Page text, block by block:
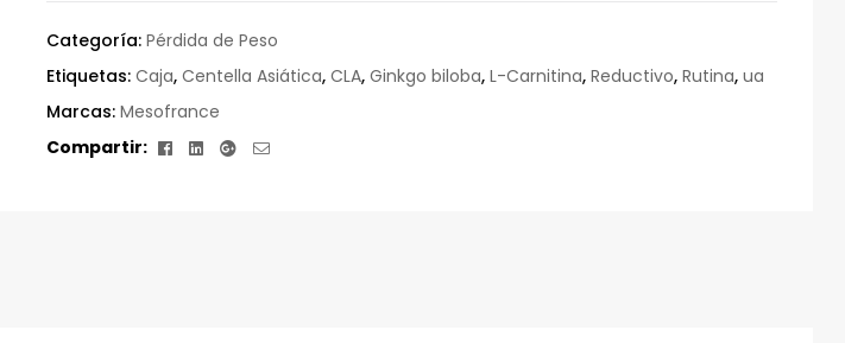
Categoría: Pérdida de Peso
Etiquetas: Caja, Centella Asiática, CLA, Ginkgo biloba, L-Carnitina, Reductivo, Rutina, ua
Marcas: Mesofrance
Compartir:
Facebook
LinkedinGoogle+
Correo